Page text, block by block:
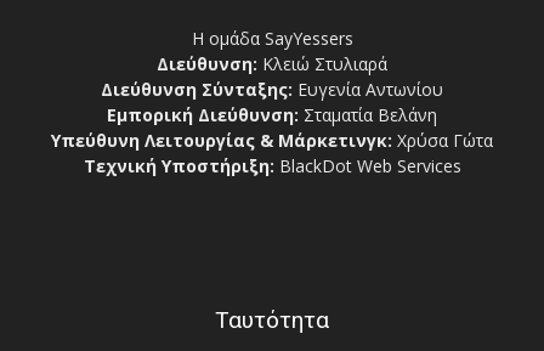
Η ομάδα SayYessers
Διεύθυνση: Κλειώ Στυλιαρά
Διεύθυνση Σύνταξης: Ευγενία Αντωνίου
Εμπορική Διεύθυνση: Σταματία Βελάνη
Υπεύθυνη Λειτουργίας & Μάρκετινγκ: Χρύσα Γώτα
Τεχνική Υποστήριξη: BlackDot Web Services
Ταυτότητα